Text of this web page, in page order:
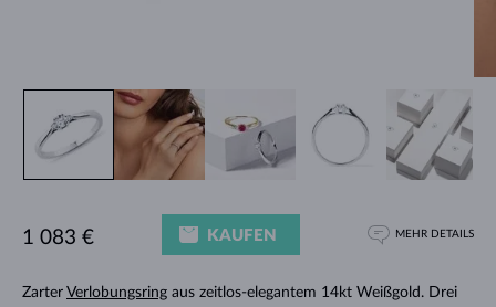
Zarter Verlobungsringaus zeitlos-elegantem 14kt Weißgold. Drei
1 083 € KAUFEN MEHR DETAILS